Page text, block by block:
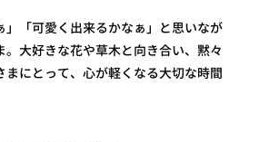
」「可愛く出来るかなぁ」と思いなが
。大好きな花や草木と向き合い、黙々
まにとって、心が軽くなる大切な時間